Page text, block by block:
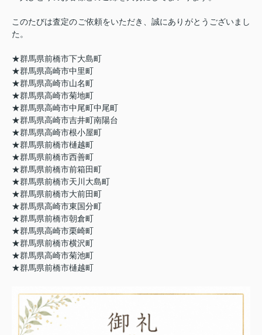
このたびは査定のご依頼をいただき、誠にありがとうございまし
た。
★群馬県前橋市下大島町
★群馬県高崎市中里町
★群馬県高崎市山名町
★群馬県高崎市菊地町
★群馬県高崎市中尾町中尾町
★群馬県高崎市吉井町南陽台
★群馬県高崎市根小屋町
★群馬県前橋市樋越町
★群馬県前橋市西善町
★群馬県前橋市前箱田町
★群馬県前橋市天川大島町
★群馬県前橋市大前田町
★群馬県高崎市東国分町
★群馬県前橋市朝倉町
★群馬県高崎市栗崎町
★群馬県前橋市横沢町
★群馬県高崎市菊池町
★群馬県前橋市樋越町